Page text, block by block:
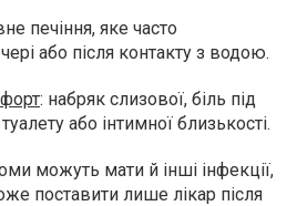
печіння, яке часто
або після контакту з водою.
: набряк слизової, біль під
або інтимної близькості.
можуть мати й інші інфекції,
поставити лише лікар після